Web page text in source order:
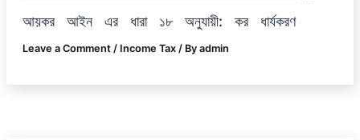
আয়কর আইন এর ধারা ১৮ অনুযায়ী: কর ধার্যকরণ
Leave a Comment / Income Tax/ By admin